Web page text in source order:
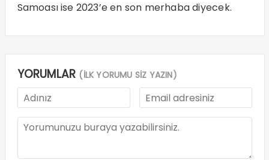
Samoası ise 2023’e en son merhaba diyecek.
YORUMLAR (İLK YORUMU SİZ YAZIN)